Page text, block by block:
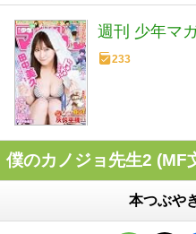
週刊 少年マ
233
僕のカノジョ先生2 (MF
本つぶや